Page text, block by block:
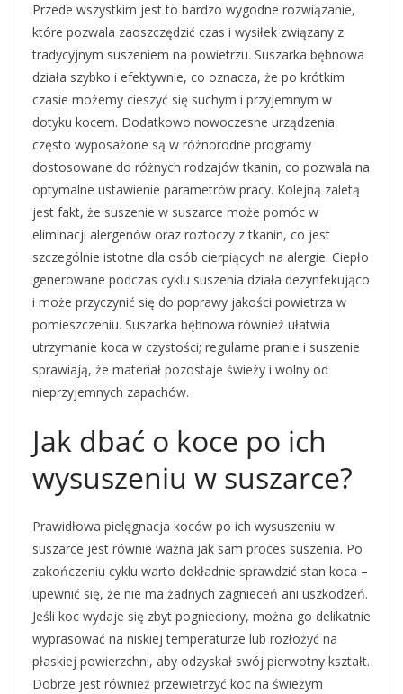
Przede wszystkim jest to bardzo wygodne rozwiązanie,
które pozwala zaoszczędzić czas i wysiłek związany z
tradycyjnym suszeniem na powietrzu. Suszarka bębnowa
działa szybko i efektywnie, co oznacza, że po krótkim
czasie możemy cieszyć się suchym i przyjemnym w
dotyku kocem. Dodatkowo nowoczesne urządzenia
często wyposażone są w różnorodne programy
dostosowane do różnych rodzajów tkanin, co pozwala na
optymalne ustawienie parametrów pracy. Kolejną zaletą
jest fakt, że suszenie w suszarce może pomóc w
eliminacji alergenów oraz roztoczy z tkanin, co jest
szczególnie istotne dla osób cierpiących na alergie. Ciepło
generowane podczas cyklu suszenia działa dezynfekująco
i może przyczynić się do poprawy jakości powietrza w
pomieszczeniu. Suszarka bębnowa również ułatwia
utrzymanie koca w czystości; regularne pranie i suszenie
sprawiają, że materiał pozostaje świeży i wolny od
nieprzyjemnych zapachów.
Jak dbać o koce po ich
wysuszeniu w suszarce?
Prawidłowa pielęgnacja koców po ich wysuszeniu w
suszarce jest równie ważna jak sam proces suszenia. Po
zakończeniu cyklu warto dokładnie sprawdzić stan koca –
upewnić się, że nie ma żadnych zagnieceń ani uszkodzeń.
Jeśli koc wydaje się zbyt pognieciony, można go delikatnie
wyprasować na niskiej temperaturze lub rozłożyć na
płaskiej powierzchni, aby odzyskał swój pierwotny kształt.
Dobrze jest również przewietrzyć koc na świeżym